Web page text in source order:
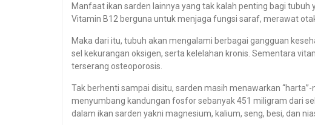
Manfaat ikan sarden lainnya yang tak kalah penting bagi
Vitamin B12 berguna untuk menjaga fungsi saraf, merawat
Maka dari itu, tubuh akan mengalami berbagai gangguan
sel kekurangan oksigen, serta kelelahan kronis. Sementara
terserang osteoporosis.
Tak berhenti sampai disitu, sarden masih menawarkan
menyumbang kandungan fosfor sebanyak 451 miligram dari
dalam ikan sarden yakni magnesium, kalium, seng, besi, dan